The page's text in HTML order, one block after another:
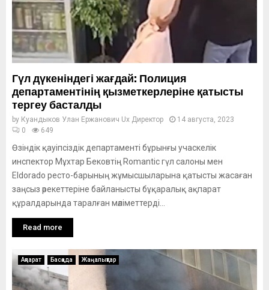
Гүл дүкеніндегі жағдай: Полиция
департаментінің қызметкерлеріне қатысты
тергеу басталды
by Куандыков Улан Ержанович Ux Директор
14 августа, 2023
0
649
Өзіндік қауіпсіздік департаменті бұрынғы учаскелік
инспектор Мұхтар Бековтің Romantic гүл салоны мен
Eldorado ресто-барының жұмысшыларына қатысты жасаған
заңсыз әрекеттеріне байланысты бұқаралық ақпарат
құралдарында таралған мәліметтерді...
Read more
Ақпарат Басқада Жаңалықтар